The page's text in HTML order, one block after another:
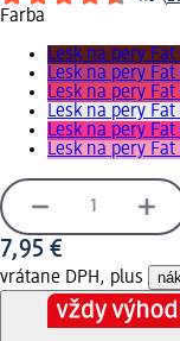
Farba
Lesk na pery
Lesk na pery
Lesk na pery
Lesk na pery
Lesk na pery
Lesk na pery
7,95 €
vrátane DPH, plus